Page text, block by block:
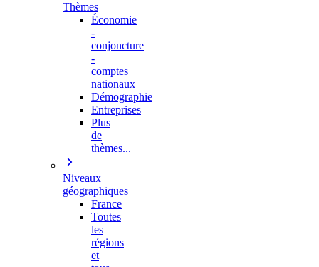
Thèmes
Économie
-
conjoncture
-
comptes
nationaux
Démographie
Entreprises
Plus
de
thèmes...
Niveaux
géographiques
France
Toutes
les
régions
et